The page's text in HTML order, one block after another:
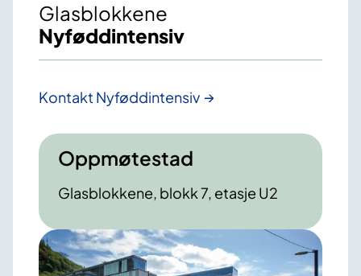
Glasblokkene
Nyføddintensiv
Kontakt Nyføddintensiv
Oppmøtestad
Glasblokkene, blokk 7, etasje U2